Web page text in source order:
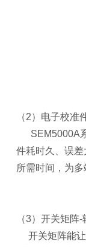
（2） 电子校准
SEM5000A
件耗时久、误
所需时间，为
（3）开关矩阵-
开关矩阵能